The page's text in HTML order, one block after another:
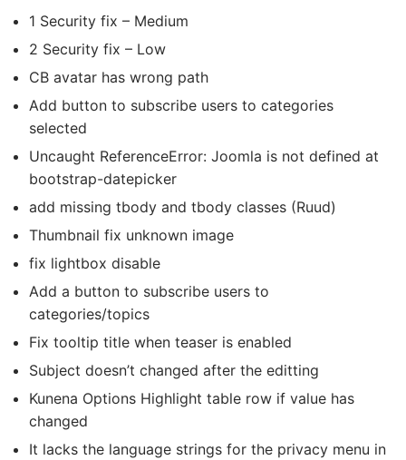
1 Security fix – Medium
2 Security fix – Low
CB avatar has wrong path
Add button to subscribe users to categories
selected
Uncaught ReferenceError: Joomla is not defined at
bootstrap-datepicker
add missing tbody and tbody classes (Ruud)
Thumbnail fix unknown image
fix lightbox disable
Add a button to subscribe users to
categories/topics
Fix tooltip title when teaser is enabled
Subject doesn’t changed after the editting
Kunena Options Highlight table row if value has
changed
It lacks the language strings for the privacy menu in